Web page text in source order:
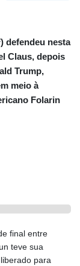
defendeu nesta
Claus, depois
Trump,
meio à
Folarin
final entre
teve sua
para